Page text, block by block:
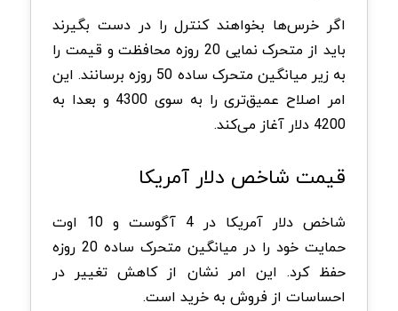
اگر خرس‌ها بخواهند کنترل را در دست بگیرند
باید از متحرک نمایی 20 روزه محافظت و قیمت را
به زیر میانگین متحرک ساده 50 روزه برسانند. این
امر اصلاح عمیق‌تری را به سوی 4300 و بعدا به
4200 دلار آغاز می‌کند.
قیمت شاخص دلار آمریکا
شاخص دلار آمریکا در 4 آگوست و 10 اوت
حمایت خود را در میانگین متحرک ساده 20 روزه
حفظ کرد. این امر نشان از کاهش تغییر در
احساسات از فروش به خرید است.